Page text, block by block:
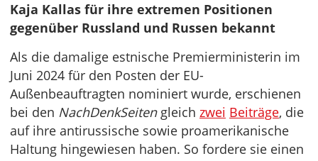
Kaja Kallas für ihre extremen Positionen
gegenüber Russland und Russen bekannt
Als die damalige estnische Premierministerin im
Juni 2024 für den Posten der EU-
Außenbeauftragten nominiert wurde, erschienen
bei den NachDenkSeitengleich zwei Beiträge, die
auf ihre antirussische sowie proamerikanische
Haltung hingewiesen haben. So fordere sie einen